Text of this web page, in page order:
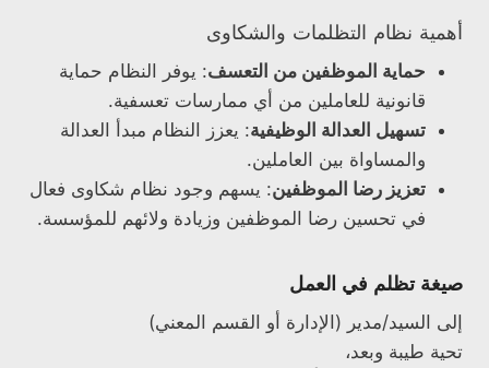
أهمية نظام التظلمات والشكاوى
حماية الموظفين من التعسف: يوفر النظام حماية
قانونية للعاملين من أي ممارسات تعسفية.
تسهيل العدالة الوظيفية: يعزز النظام مبدأ العدالة
والمساواة بين العاملين.
تعزيز رضا الموظفين: يسهم وجود نظام شكاوى فعال
في تحسين رضا الموظفين وزيادة ولائهم للمؤسسة.
صيغة تظلم في العمل
إلى السيد/مدير (الإدارة أو القسم المعني)
تحية طيبة وبعد،